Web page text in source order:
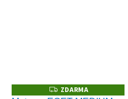
ZZDARMA